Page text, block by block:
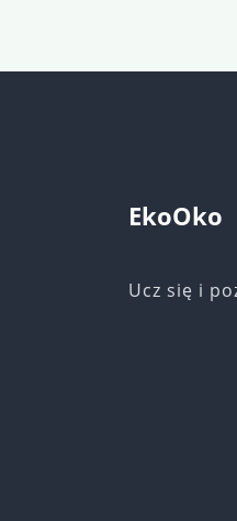
EkoOko
Ucz się i